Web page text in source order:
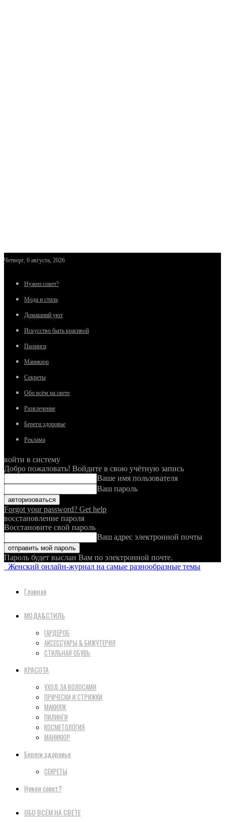
Четверг, 6 августа, 2026
Нужен совет?
Мода и стиль
Домашний уют
Искусство быть красивой
Пилинги
Маникюр
Секреты
Обо всём на свете
Развлечение
Береги здоровье
Реклама
войти в систему
Добро пожаловать! Войдите в свою учётную запись
Ваше имя пользователя
Ваш пароль
Forgot your password? Get help
восстановление пароля
Восстановите свой пароль
Ваш адрес электронной почты
Пароль будет выслан Вам по электронной почте.
Женский онлайн-журнал на самые разнообразные темы
Главная
МОДА&СТИЛЬ
ГАРДЕРОБ
АКСЕССУАРЫ & БИЖУТЕРИЯ
СТИЛЬНАЯ ОБУВЬ
КРАСОТА
УХОД ЗА ВОЛОСАМИ
ПРИЧЕСКИ И СТРИЖКИ
МАКИЯЖ
ПИЛИНГИ
КОСМЕТОЛОГИЯ
МАНИКЮР
Береги здоровье
СЕКРЕТЫ
Нужен совет?
ОБО ВСЕМ НА СВЕТЕ